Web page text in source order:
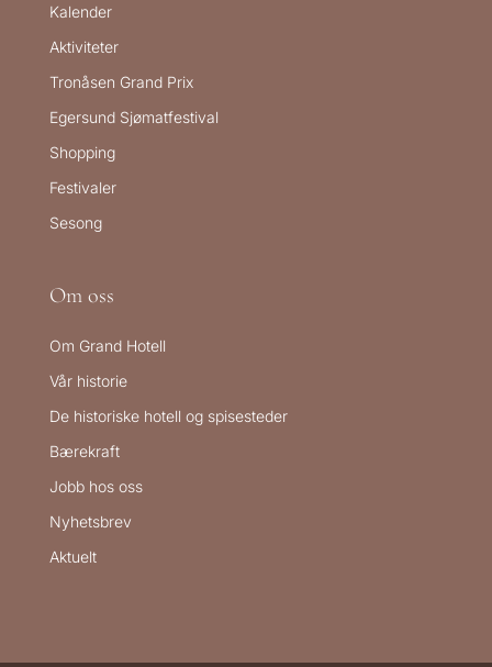
Kalender
Aktiviteter
Tronåsen Grand Prix
Egersund Sjømatfestival
Shopping
Festivaler
Sesong
Om oss
Om Grand Hotell
Vår historie
De historiske hotell og spisesteder
Bærekraft
Jobb hos oss
Nyhetsbrev
Aktuelt